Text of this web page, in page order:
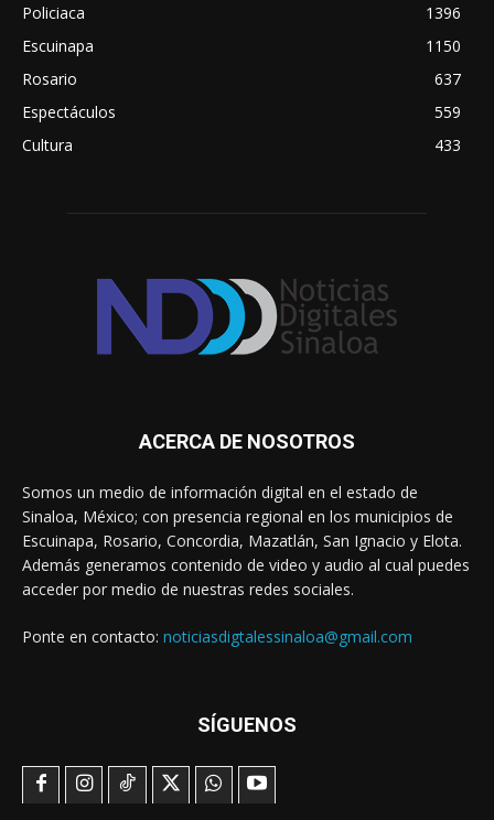
Policiaca
1396
Escuinapa
1150
Rosario
637
Espectáculos
559
Cultura
433
ACERCA DE NOSOTROS
Somos un medio de información digital en el estado de
Sinaloa, México; con presencia regional en los municipios de
Escuinapa, Rosario, Concordia, Mazatlán, San Ignacio y Elota.
Además generamos contenido de video y audio al cual puedes
acceder por medio de nuestras redes sociales.
Ponte en contacto: noticiasdigtalessinaloa@gmail.com
SÍGUENOS